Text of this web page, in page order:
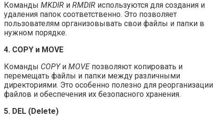
Команды MKDIR и RMDIR используются для создания и
удаления папок соответственно. Это позволяет
пользователям организовывать свои файлы и папки в
нужном порядке.
4. COPY и MOVE
Команды COPYи MOVEпозволяют копировать и
перемещать файлы и папки между различными
директориями. Это особенно полезно для реорганизации
файлов и обеспечения их безопасного хранения.
5. DEL (Delete)